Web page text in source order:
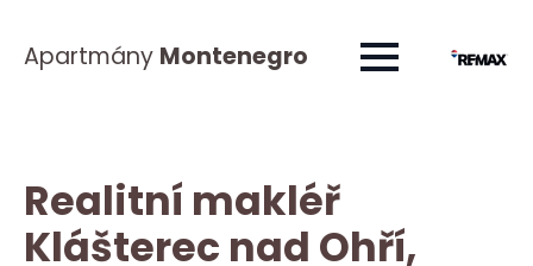
Apartmány Montenegro
Realitní makléř
Klášterec nad Ohří,